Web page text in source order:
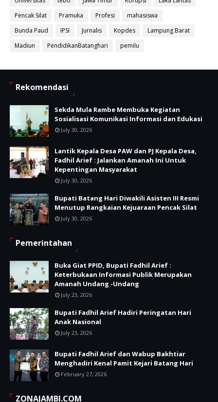
Pencak Silat
Pramuka Profesi
mahasiswa
Bunda Paud
IPSI Jurnalis Kopdes
Lampung Barat
Madiun
PendidikanBatanghari pemilu
Rekomendasi
Sekda Mula Rambe Membuka Kegiatan
Sosialisasi Komunikasi Informasi dan Edukasi
July 30, 2026
Lantik Kepala Desa PAW dan PJ Kepala Desa,
Fadhil Arief : Jalankan Amanah Ini Untuk
Kepentingan Masyarakat
July 30, 2026
Bupati Batang Hari Diwakili Asisten III Resmi
Menutup Rangkaian Kejuaraan Pencak Silat
July 30, 2026
Pemerintahan
Buka Giat PPID, Bupati Fadhil Arief :
Keterbukaan Informasi Publik Merupakan
Amanah Undang -Undang
July 23, 2026
Bupati Fadhil Arief Hadiri Peringatan Hari
Anak Nasional
July 23, 2026
Bupati Fadhil Arief dan Wabup Bakhtiar
Menghadiri Kenal Pamit Kejari Batang Hari
February 27, 2026
ZONAJAMBI.COM